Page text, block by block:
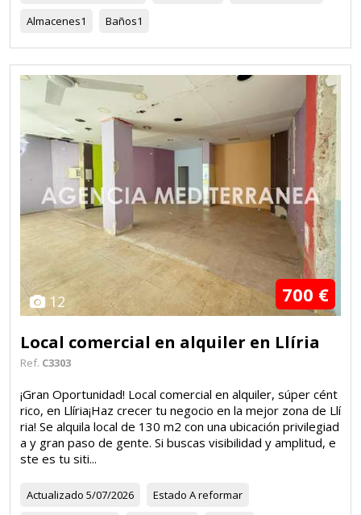
Almacenes1 Baños1
12 700 €
Local comercial en alquiler en Llíria
Ref. C3303
¡Gran Oportunidad! Local comercial en alquiler, súper cént
rico, en Llíria¡Haz crecer tu negocio en la mejor zona de Llí
ria! Se alquila local de 130 m2 con una ubicación privilegiad
a y gran paso de gente. Si buscas visibilidad y amplitud, e
ste es tu siti...
Actualizado 5/07/2026 Estado A reformar